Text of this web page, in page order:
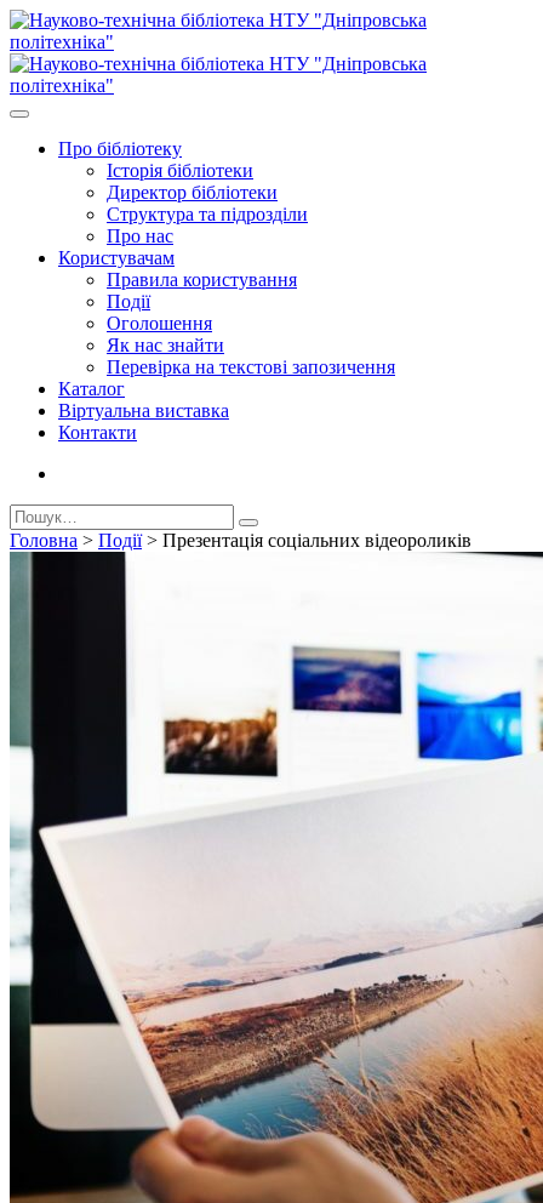
Про бiблiотеку
Історія бібліотеки
Директор бiблiотеки
Структура та підрозділи
Про нас
Користувачам
Правила користування
Події
Оголошення
Як нас знайти
Перевірка на текстові запозичення
Каталог
Віртуальна виставка
Контакти
Головна > Події> Презентація соціальних відеороликів